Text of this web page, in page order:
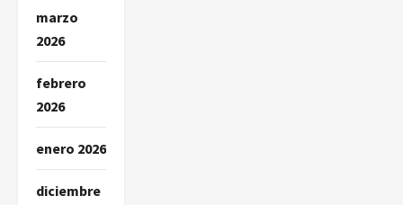
marzo
2026
febrero
2026
enero 2026
diciembre